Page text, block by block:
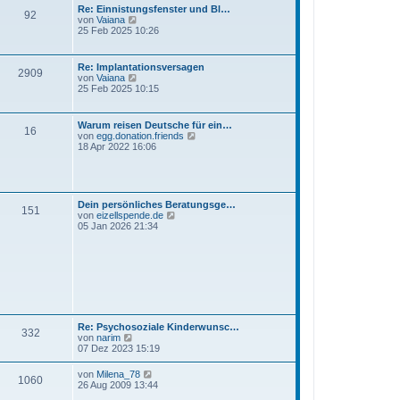
e
i
t
92
Re: Einnistungsfenster und Bl…
von Vaiana
e
s
t
e
r
e
i
t
r
25 Feb 2025 10:26
2909
Re: Implantationsversagen
von Vaiana
e
t
e
r
t
r
a
g
25 Feb 2025 10:15
16
Warum reisen Deutsche für ein…
von egg.donation.friends
r
18 Apr 2022 16:06
151
Dein persönliches Beratungsge…
von eizellspende.de
i
t
g
05 Jan 2026 21:34
332
Re: Psychosoziale Kinderwunsc…
von narim
e
e
s
t
07 Dez 2023 15:19
1060 von Milena_78
e
26 Aug 2009 13:44